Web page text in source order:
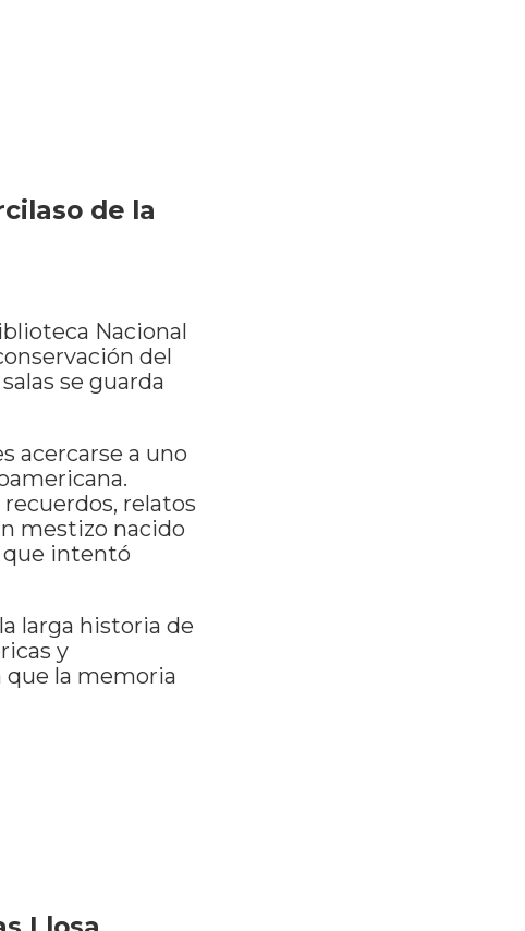
de la
Nacional
del
se guarda
acercarse a uno
relatos
mestizo nacido
que intentó
larga historia de
y
que la memoria